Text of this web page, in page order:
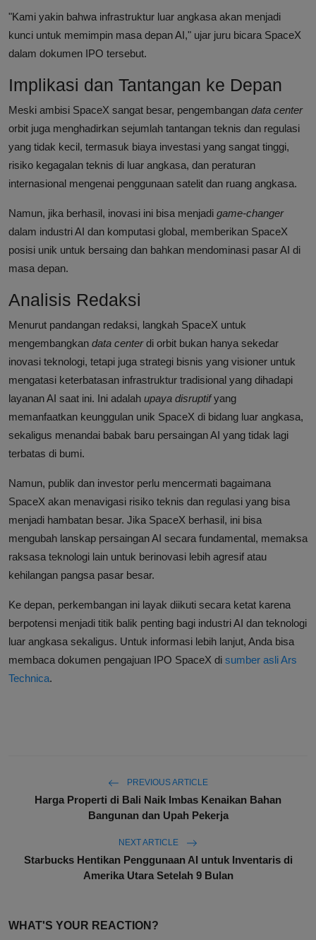
"Kami yakin bahwa infrastruktur luar angkasa akan menjadi
kunci untuk memimpin masa depan AI," ujar juru bicara SpaceX
dalam dokumen IPO tersebut.
Implikasi dan Tantangan ke Depan
Meski ambisi SpaceX sangat besar, pengembangan data center
orbit juga menghadirkan sejumlah tantangan teknis dan regulasi
yang tidak kecil, termasuk biaya investasi yang sangat tinggi,
risiko kegagalan teknis di luar angkasa, dan peraturan
internasional mengenai penggunaan satelit dan ruang angkasa.
Namun, jika berhasil, inovasi ini bisa menjadi game-changer
dalam industri AI dan komputasi global, memberikan SpaceX
posisi unik untuk bersaing dan bahkan mendominasi pasar AI di
masa depan.
Analisis Redaksi
Menurut pandangan redaksi, langkah SpaceX untuk
mengembangkan data centerdi orbit bukan hanya sekedar
inovasi teknologi, tetapi juga strategi bisnis yang visioner untuk
mengatasi keterbatasan infrastruktur tradisional yang dihadapi
layanan AI saat ini. Ini adalah upaya disruptifyang
memanfaatkan keunggulan unik SpaceX di bidang luar angkasa,
sekaligus menandai babak baru persaingan AI yang tidak lagi
terbatas di bumi.
Namun, publik dan investor perlu mencermati bagaimana
SpaceX akan menavigasi risiko teknis dan regulasi yang bisa
menjadi hambatan besar. Jika SpaceX berhasil, ini bisa
mengubah lanskap persaingan AI secara fundamental, memaksa
raksasa teknologi lain untuk berinovasi lebih agresif atau
kehilangan pangsa pasar besar.
Ke depan, perkembangan ini layak diikuti secara ketat karena
berpotensi menjadi titik balik penting bagi industri AI dan teknologi
luar angkasa sekaligus. Untuk informasi lebih lanjut, Anda bisa
membaca dokumen pengajuan IPO SpaceX di sumber asli Ars
Technica.
PREVIOUS ARTICLE
Harga Properti di Bali Naik Imbas Kenaikan Bahan
Bangunan dan Upah Pekerja
NEXT ARTICLE
Starbucks Hentikan Penggunaan AI untuk Inventaris di
Amerika Utara Setelah 9 Bulan
WHAT'S YOUR REACTION?